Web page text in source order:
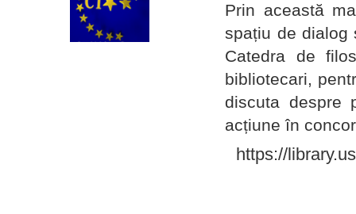
Prin această
spațiu de dialog
Catedra de
bibliotecari,
discuta despre
acțiune în
https://